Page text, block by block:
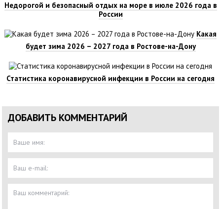
Недорогой и безопасный отдых на море в июле 2026 года в
России
Какая
будет зима 2026 – 2027 года в Ростове-на-Дону
Статистика коронавирусной инфекции в России на сегодня
ДОБАВИТЬ КОММЕНТАРИЙ